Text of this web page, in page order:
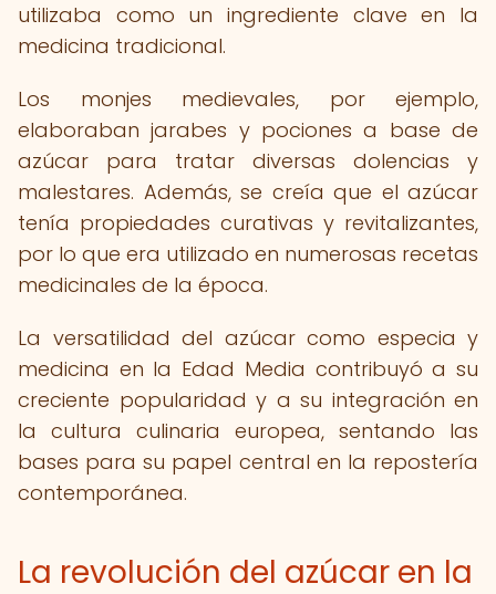
utilizaba como un ingrediente clave en la
medicina tradicional.
Los monjes medievales, por ejemplo,
elaboraban jarabes y pociones a base de
azúcar para tratar diversas dolencias y
malestares. Además, se creía que el azúcar
tenía propiedades curativas y revitalizantes,
por lo que era utilizado en numerosas recetas
medicinales de la época.
La versatilidad del azúcar como especia y
medicina en la Edad Media contribuyó a su
creciente popularidad y a su integración en
la cultura culinaria europea, sentando las
bases para su papel central en la repostería
contemporánea.
La revolución del azúcar en la